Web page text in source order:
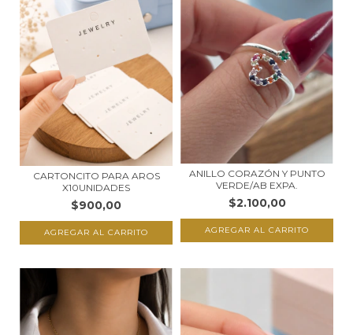
CARTONCITO PARA AROS
X10UNIDADES
$900,00
ANILLO CORAZÓN Y PUNTO
VERDE/AB EXPA.
$2.100,00